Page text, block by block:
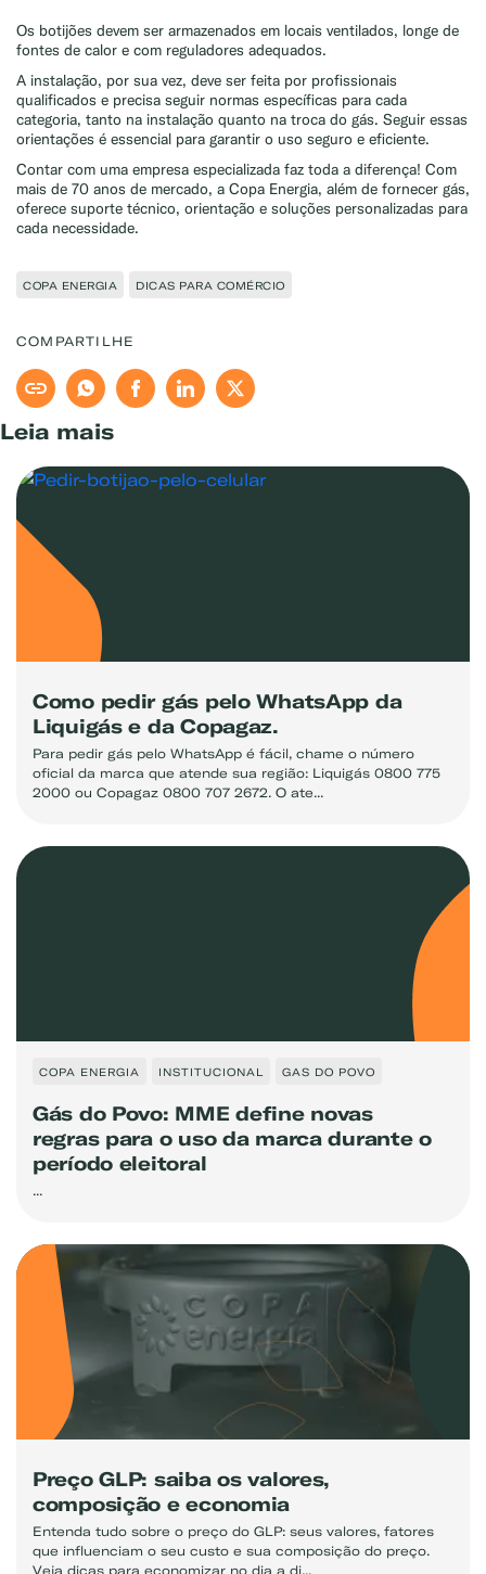
Os botijões devem ser armazenados em locais ventilados, longe de
fontes de calor e com reguladores adequados.
A instalação, por sua vez, deve ser feita por profissionais
qualificados e precisa seguir normas específicas para cada
categoria, tanto na instalação quanto na troca do gás. Seguir essas
orientações é essencial para garantir o uso seguro e eficiente.
Contar com uma empresa especializada faz toda a diferença! Com
mais de 70 anos de mercado, a Copa Energia, além de fornecer gás,
oferece suporte técnico, orientação e soluções personalizadas para
cada necessidade.
COPA ENERGIA DICAS PARA COMÉRCIO
COMPARTILHE
Leia mais
Como pedir gás pelo WhatsApp da
Liquigás e da Copagaz.
Para pedir gás pelo WhatsApp é fácil, chame o número
oficial da marca que atende sua região: Liquigás 0800 775
2000 ou Copagaz 0800 707 2672. O ate...
COPA ENERGIA INSTITUCIONAL GAS DO POVO
Gás do Povo: MME define novas
regras para o uso da marca durante o
período eleitoral
...
Preço GLP: saiba os valores,
composição e economia
Entenda tudo sobre o preço do GLP: seus valores, fatores
que influenciam o seu custo e sua composição do preço.
Veja dicas para economizar no dia a di...